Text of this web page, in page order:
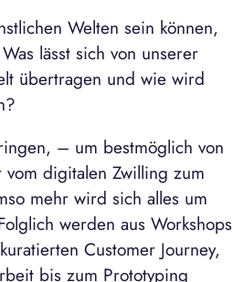
Welten sein können,
lässt sich von unserer
übertragen und wie wird
– um bestmöglich von
digitalen Zwilling zum
mehr wird sich alles um
werden aus Workshops
Customer Journey,
bis zum Prototyping